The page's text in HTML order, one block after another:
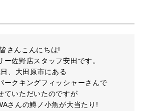
皆さんこんにちは!
ー佐野店スタッフ安田です。
、大田原市にある
ークキングフィッシャーさんで
ていただいたのですが
さんの鱒ノ小魚が大当たり!